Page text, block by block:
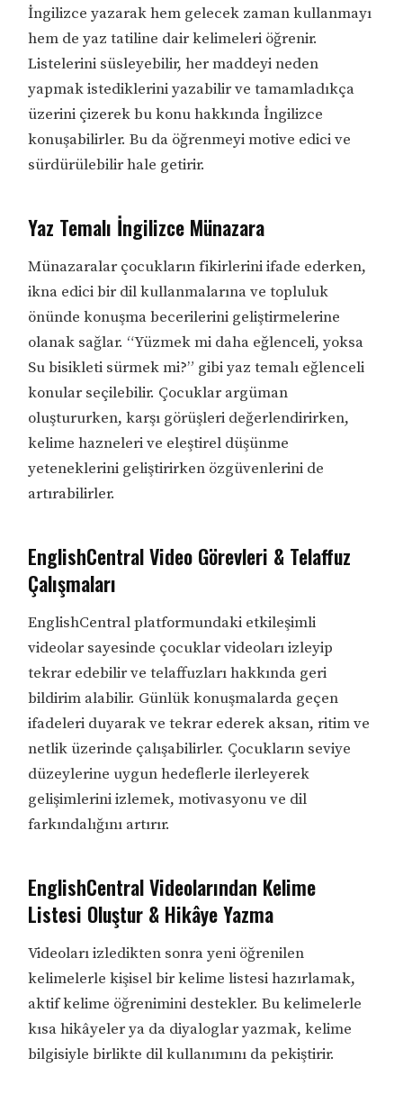
İngilizce yazarak hem gelecek zaman kullanmayı
hem de yaz tatiline dair kelimeleri öğrenir.
Listelerini süsleyebilir, her maddeyi neden
yapmak istediklerini yazabilir ve tamamladıkça
üzerini çizerek bu konu hakkında İngilizce
konuşabilirler. Bu da öğrenmeyi motive edici ve
sürdürülebilir hale getirir.
Yaz Temalı İngilizce Münazara
Münazaralar çocukların fikirlerini ifade ederken,
ikna edici bir dil kullanmalarına ve topluluk
önünde konuşma becerilerini geliştirmelerine
olanak sağlar. “Yüzmek mi daha eğlenceli, yoksa
Su bisikleti sürmek mi?” gibi yaz temalı eğlenceli
konular seçilebilir. Çocuklar argüman
oluştururken, karşı görüşleri değerlendirirken,
kelime hazneleri ve eleştirel düşünme
yeteneklerini geliştirirken özgüvenlerini de
artırabilirler.
EnglishCentral Video Görevleri & Telaffuz
Çalışmaları
EnglishCentral platformundaki etkileşimli
videolar sayesinde çocuklar videoları izleyip
tekrar edebilir ve telaffuzları hakkında geri
bildirim alabilir. Günlük konuşmalarda geçen
ifadeleri duyarak ve tekrar ederek aksan, ritim ve
netlik üzerinde çalışabilirler. Çocukların seviye
düzeylerine uygun hedeflerle ilerleyerek
gelişimlerini izlemek, motivasyonu ve dil
farkındalığını artırır.
EnglishCentral Videolarından Kelime
Listesi Oluştur & Hikâye Yazma
Videoları izledikten sonra yeni öğrenilen
kelimelerle kişisel bir kelime listesi hazırlamak,
aktif kelime öğrenimini destekler. Bu kelimelerle
kısa hikâyeler ya da diyaloglar yazmak, kelime
bilgisiyle birlikte dil kullanımını da pekiştirir.